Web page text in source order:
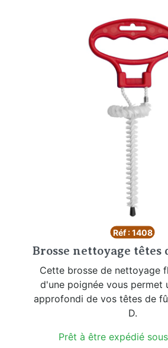
Réf : 1408
Brosse nettoyage têtes
Cette brosse de nettoyage
d'une poignée vous permet
approfondi de vos têtes de
D.
Prêt à être expédié